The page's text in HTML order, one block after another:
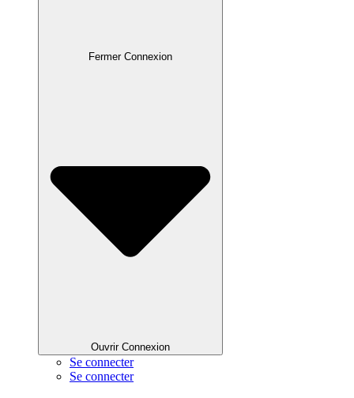
Fermer Connexion
Ouvrir Connexion
Se connecter
Se connecter